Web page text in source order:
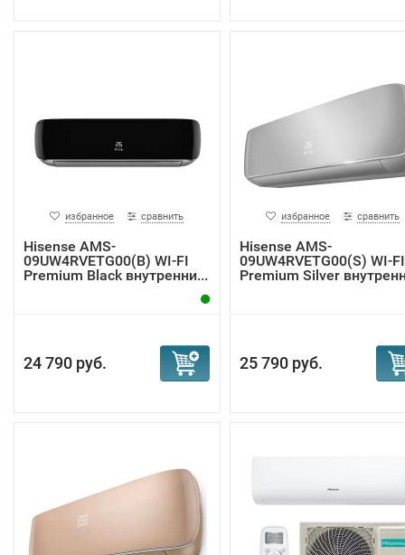
избранное сравнить
Hisense AMS-
09UW4RVETG00(B) WI-FI
Premium Black внутренни...
24 790 руб.
избранное сравнить
Hisense AMS-
09UW4RVETG00(S) WI-FI
Premium Silver
25 790 руб.